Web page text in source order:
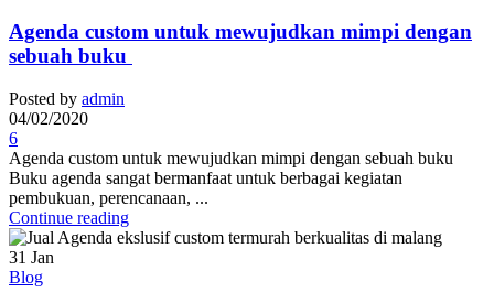
Agenda custom untuk mewujudkan mimpi dengan
sebuah buku
Posted by admin
04/02/2020
6
Agenda custom untuk mewujudkan mimpi dengan sebuah buku
Buku agenda sangat bermanfaat untuk berbagai kegiatan
pembukuan, perencanaan, ...
Continue reading
31 Jan
Blog